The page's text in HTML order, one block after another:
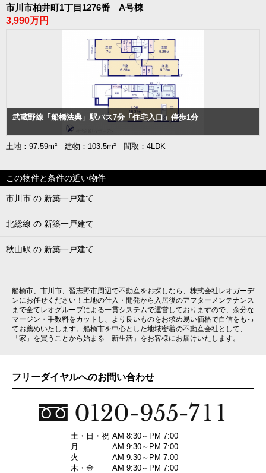
市川市柏井町1丁目1276番 A号棟
3,990万円
武蔵野線「船橋法典」駅バス7分「住宅入口」停歩1分
土地：97.59m² 建物：103.5m² 間取：4LDK
この物件と条件の近い物件
市川市 の 新築一戸建て
北総線 の 新築一戸建て
秋山駅 の 新築一戸建て
船橋市、市川市、習志野市周辺で不動産をお探しなら、株式会社レオガーデ
ンにお任せください！土地の仕入・開発から入居後のアフターメンテナンス
まで全てレオグループによる一貫システムで運営しておりますので、余分な
マージン・手数料をカットし、より良いものをお求め易い価格で自信をもっ
てお薦めいたします。船橋市を中心とした地域密着の不動産会社として、
「家」を買うことから始まる「新生活」をお客様にお届けいたします。
フリーダイヤルへのお問い合わせ
土・日・祝 AM 8:30～PM 7:00
月
AM 9:30～PM 7:00
火
AM 9:30～PM 7:00
木・金
AM 9:30～PM 7:00